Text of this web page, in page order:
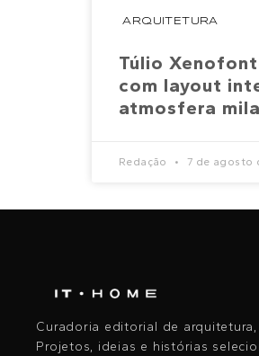
ARQUITETURA
Túlio
com layout
atmosfera
Redação 7 de agosto
Curadoria editorial de
Projetos, ideias e histórias